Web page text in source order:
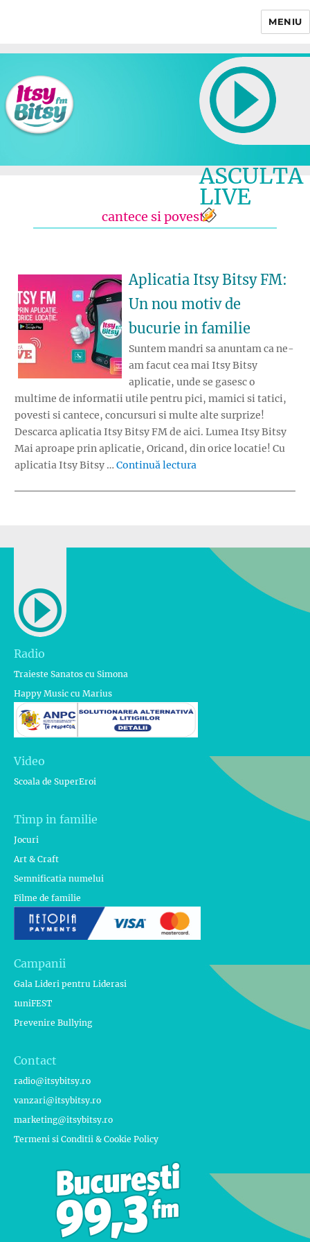
MENIU
ASCULTA
LIVE
cantece si povesti
Aplicatia Itsy Bitsy FM:
Un nou motiv de
bucurie in familie
Suntem mandri sa anuntam ca ne-
am facut cea mai Itsy Bitsy
aplicatie, unde se gasesc o
multime de informatii utile pentru pici, mamici si tatici,
povesti si cantece, concursuri si multe alte surprize!
Descarca aplicatia Itsy Bitsy FM de aici. Lumea Itsy Bitsy
Mai aproape prin aplicatie, Oricand, din orice locatie! Cu
aplicatia Itsy Bitsy … Continuă lectura
Radio
Traieste Sanatos cu Simona
Happy Music cu Marius
Video
Scoala de SuperEroi
Timp in familie
Jocuri
Art & Craft
Semnificatia numelui
Filme de familie
Campanii
Gala Lideri pentru Liderasi
1uniFEST
Prevenire Bullying
Contact
radio@itsybitsy.ro
vanzari@itsybitsy.ro
marketing@itsybitsy.ro
Termeni si Conditii & Cookie Policy